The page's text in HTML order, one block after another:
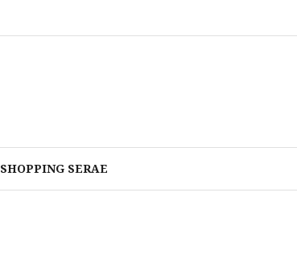
SHOPPING SERAE